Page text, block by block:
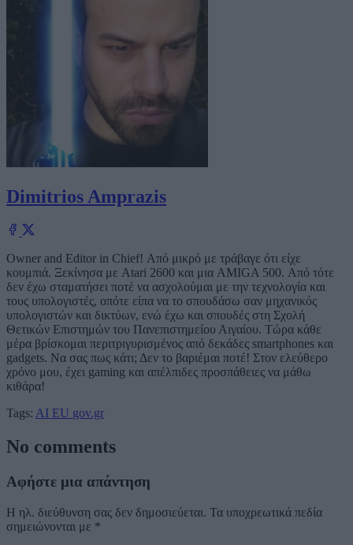
Dimitrios Amprazis
Owner and Editor in Chief! Από μικρό με τράβαγε ότι είχε
κουμπιά. Ξεκίνησα με Atari 2600 και μια AMIGA 500. Από τότε
δεν έχω σταματήσει ποτέ να ασχολούμαι με την τεχνολογία και
τους υπολογιστές, οπότε είπα να το σπουδάσω σαν μηχανικός
υπολογιστών και δικτύων, ενώ έχω και σπουδές στη Σχολή
Θετικών Επιστημών του Πανεπιστημείου Αιγαίου. Τώρα κάθε
μέρα βρίσκομαι περιτριγυρισμένος από δεκάδες smartphones και
gadgets. Να σας πως κάτι; Δεν το βαριέμαι ποτέ! Στον ελεύθερο
χρόνο μου, έχει gaming και απέλπιδες προσπάθειες να μάθω
κιθάρα!
Tags: AI EU gov.gr
No comments
Αφήστε μια απάντηση
Η ηλ. διεύθυνση σας δεν δημοσιεύεται. Τα υποχρεωτικά πεδία
σημειώνονται με *